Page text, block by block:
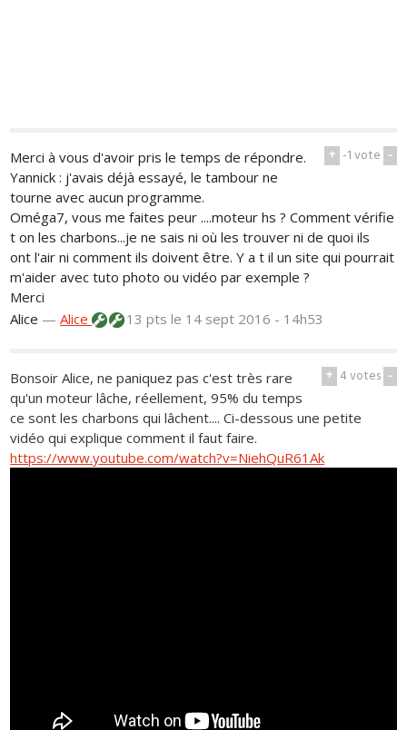
+ -1vote -
Merci à vous d'avoir pris le temps de répondre.
Yannick : j'avais déjà essayé, le tambour ne
tourne avec aucun programme.
Oméga7, vous me faites peur ....moteur hs ? Comment vérifie
t on les charbons...je ne sais ni où les trouver ni de quoi ils
ont l'air ni comment ils doivent être. Y a t il un site qui pourrait
m'aider avec tuto photo ou vidéo par exemple ?
Merci
Alice —Alice 13 ptsle 14 sept 2016 - 14h53
+ 4votes -
Bonsoir Alice, ne paniquez pas c'est très rare
qu'un moteur lâche, réellement, 95% du temps
ce sont les charbons qui lâchent.... Ci-dessous une petite
vidéo qui explique comment il faut faire.
https://www.youtube.com/watch?v=NiehQuR61Ak